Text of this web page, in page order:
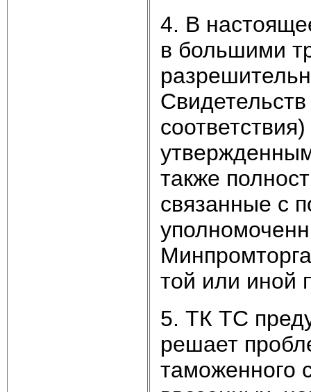
4. В
в большими
также
связанные с
той или иной
5. ТК ТС
решает
таможенного